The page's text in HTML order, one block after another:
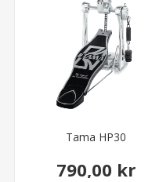
Tama HP30
790,00 kr